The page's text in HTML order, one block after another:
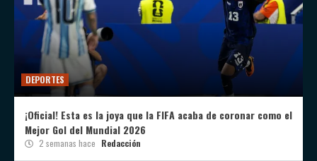
DEPORTES
¡Oficial! Esta es la joya que la FIFA acaba de coronar como el
Mejor Gol del Mundial 2026
2 semanas hace Redacción